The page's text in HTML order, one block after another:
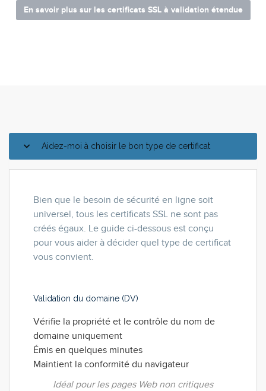
En savoir plus sur les certificats SSL à validation étendue
Aidez-moi à choisir le bon type de certificat
Bien que le besoin de sécurité en ligne soit
universel, tous les certificats SSL ne sont pas
créés égaux. Le guide ci-dessous est conçu
pour vous aider à décider quel type de certificat
vous convient.
Validation du domaine (DV)
Vérifie la propriété et le contrôle du nom de
domaine uniquement
Émis en quelques minutes
Maintient la conformité du navigateur
Idéal pour les pages Web non critiques